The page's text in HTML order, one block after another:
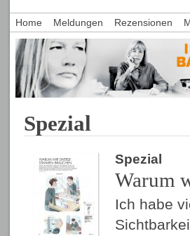
Spezial
Spezial
Warum
Ich habe
Home Meldungen Rezensionen